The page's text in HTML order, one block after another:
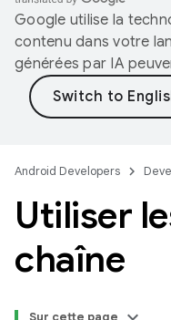
Google utilise la
contenu dans votre
générées par IA
Android Developers
Utiliser
chaîne
Sur cette page